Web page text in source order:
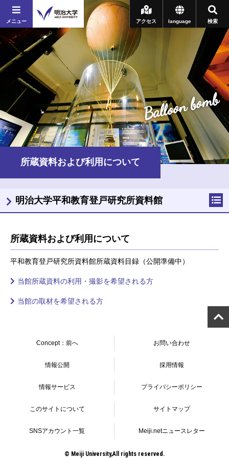
メニュー 検索
language
アクセス
Balloon bomb
所蔵資料および利用について
所蔵資料および利用について
平和教育登戸研究所資料館所蔵資料目録（公開準備中）
当館所蔵資料の利用・撮影を希望される方
当館の取材を希望される方
明治大学平和教育登戸研究所資料館
Concept：前へ お問い合わせ
情報公開 採用情報
情報サービス プライバシーポリシー
このサイトについて サイトマップ
SNSアカウント一覧 Meiji.netニュースレター
© Meiji University,All rights reserved.